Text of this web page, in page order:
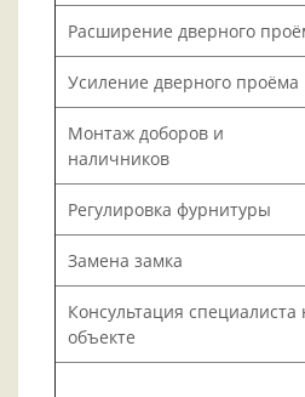
Расширение дверного
Усиление дверного проёма
Монтаж доборов и
наличников
Регулировка фурнитуры
Замена замка
Консультация специалиста
объекте